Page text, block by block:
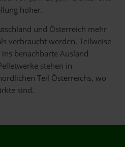
höher.
und Österreich mehr
verbraucht werden. Teilweise
benachbarte Ausland
stehen in
Teil Österreichs, wo
sind.